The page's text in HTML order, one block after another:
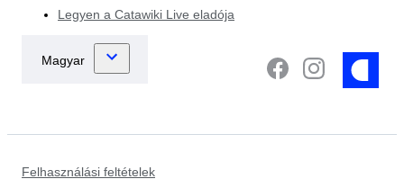
Legyen a Catawiki Live eladója
Felhasználási feltételek